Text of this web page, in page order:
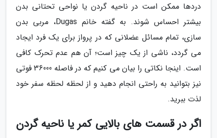
دردها ممکن است در ناحیه گردن یا نواحی تحتانی بدن
بیشتر احساس شوند. به گفته خانم Dugas، مربی بدن
سازی، تمام مسائل عضلانی که در پرواز برای یک فرد ایجاد
می گردد، ناشی از یک چیز است؛ آن هم عدم تحرک کافی
است. اینجا نکاتی را بیان می کنیم که در فاصله 36000 فوتی
نیز بتوانید به راحتی انجام دهید و از لحظه لحظه سفر خود
لذت ببرید.
اگر در قسمت های بالایی کمر یا ناحیه گردن